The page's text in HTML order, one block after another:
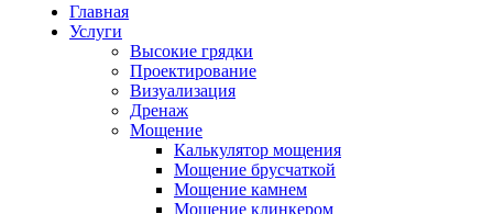
Главная
Услуги
Высокие грядки
Проектирование
Визуализация
Дренаж
Мощение
Калькулятор мощения
Мощение брусчаткой
Мощение камнем
Мощение клинкером